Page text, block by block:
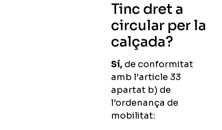
Tinc dret a
circular per la
calçada?
Sí, de conformitat
amb l’article 33
apartat b) de
l’ordenança de
mobilitat: